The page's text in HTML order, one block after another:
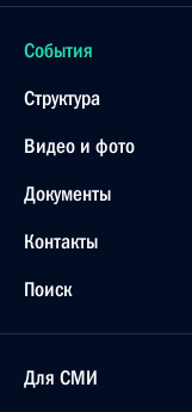
События
Структура
Видео и фото
Документы
Контакты
Поиск
Для СМИ